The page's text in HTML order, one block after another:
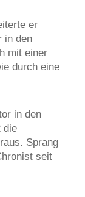
er
in den
mit einer
durch eine
in den
die
Sprang
seit